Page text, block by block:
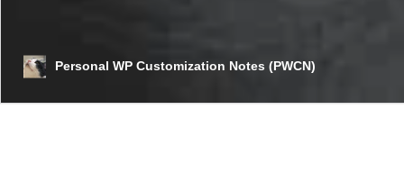
Personal WP Customization Notes (PWCN)